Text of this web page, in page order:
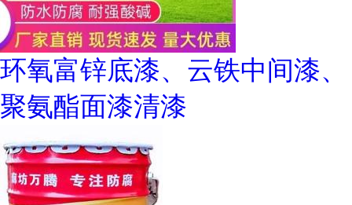
环氧富锌底漆、云铁中间漆、
聚氨酯面漆清漆